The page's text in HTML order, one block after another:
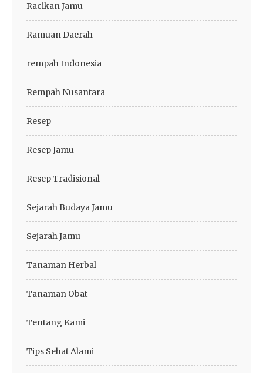
Racikan Jamu
Ramuan Daerah
rempah Indonesia
Rempah Nusantara
Resep
Resep Jamu
Resep Tradisional
Sejarah Budaya Jamu
Sejarah Jamu
Tanaman Herbal
Tanaman Obat
Tentang Kami
Tips Sehat Alami